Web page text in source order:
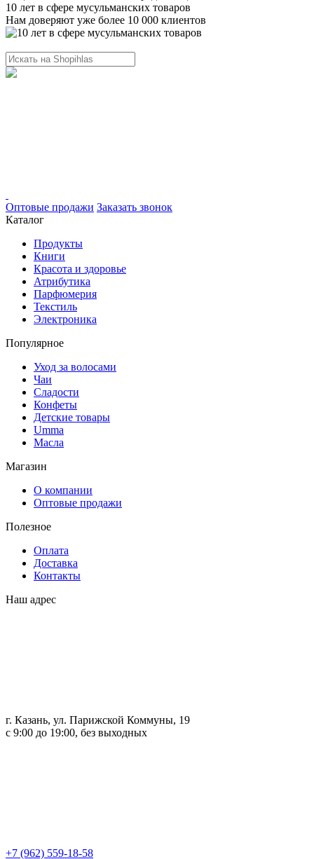
10 лет в сфере мусульманских товаров
Нам доверяют уже более 10 000 клиентов
Оптовые продажи Заказать звонок
Каталог
Продукты
Книги
Красота и здоровье
Атрибутика
Парфюмерия
Текстиль
Электроника
Популярное
Уход за волосами
Чаи
Сладости
Конфеты
Детские товары
Umma
Масла
Магазин
О компании
Оптовые продажи
Полезное
Оплата
Доставка
Контакты
Наш адрес
г. Казань, ул. Парижской Коммуны, 19
с 9:00 до 19:00, без выходных
+7 (962) 559-18-58